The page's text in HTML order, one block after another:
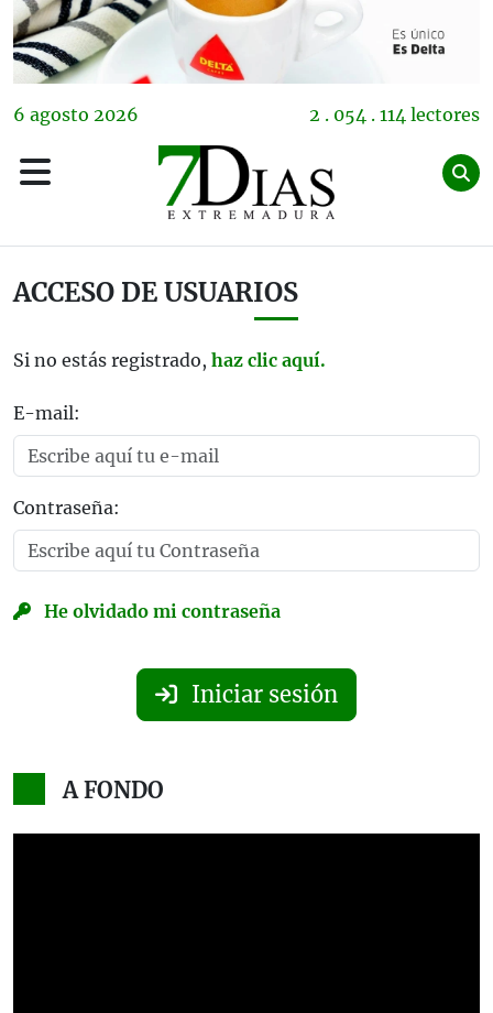
6 agosto 2026 2 . 054 . 114 lectores
ACCESO DE USUARIOS
Si no estás registrado, haz clic aquí.
E-mail:
Contraseña:
He olvidado mi contraseña
Iniciar sesión
A FONDO